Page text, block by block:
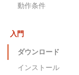
動作条件
入門
ダウンロード
インストール